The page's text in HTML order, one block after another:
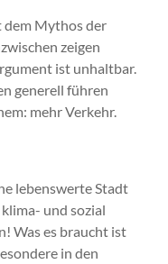
dem Mythos der
zeigen
ist unhaltbar.
generell führen
mehr Verkehr.
lebenswerte Stadt
und sozial
Was es braucht ist
in den